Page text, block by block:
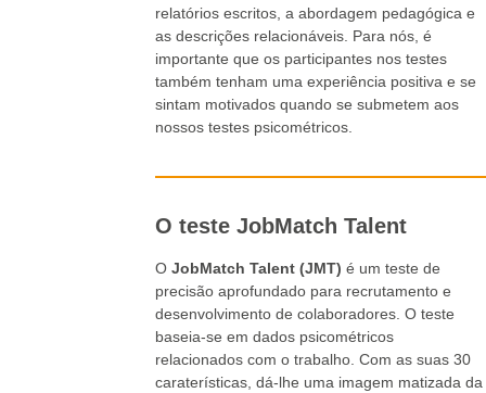
relatórios escritos, a abordagem pedagógica e
as descrições relacionáveis. Para nós, é
importante que os participantes nos testes
também tenham uma experiência positiva e se
sintam motivados quando se submetem aos
nossos testes psicométricos.
O teste JobMatch Talent
OJobMatch Talent (JMT) é um teste de
precisão aprofundado para recrutamento e
desenvolvimento de colaboradores. O teste
baseia-se em dados psicométricos
relacionados com o trabalho. Com as suas 30
caraterísticas, dá-lhe uma imagem matizada da